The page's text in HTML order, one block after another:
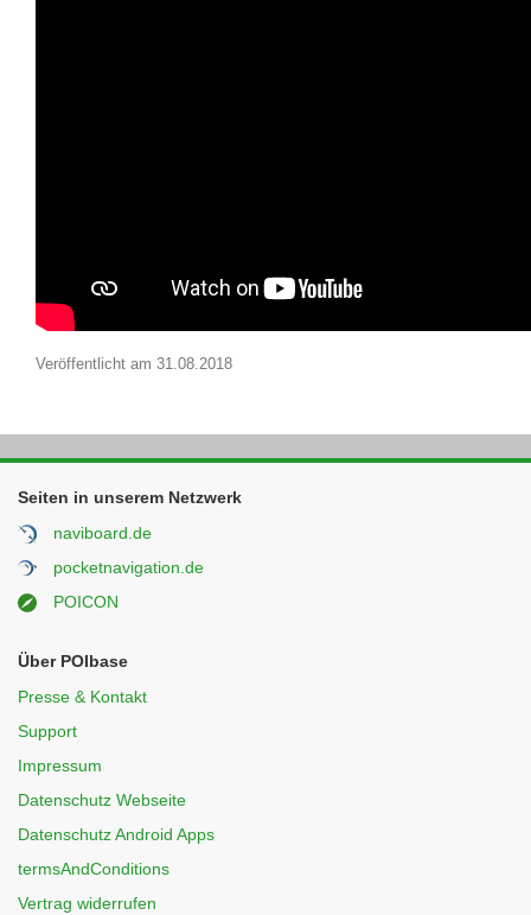
Veröffentlicht am 31.08.2018
Seiten in unserem Netzwerk
naviboard.de
pocketnavigation.de
POICON
Über POIbase
Presse & Kontakt
Support
Impressum
Datenschutz Webseite
Datenschutz Android Apps
termsAndConditions
Vertrag widerrufen